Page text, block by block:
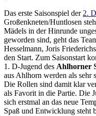
Das erste Saisonspiel der 2.
Großenkneten/Huntlosen
Mädels in der Hinrunde
geworden sind, geht das
Hesselmann, Joris
den Start. Zum Saisonstart
1. D-Jugend des Ahlhorner
aus Ahlhorn werden als sehr
Die Rollen sind damit klar
als Favorit in die Partie. Die
sich erstmal an das neue
Spaß und Entwicklung steht